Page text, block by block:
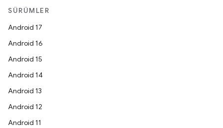
SÜRÜMLER
Android 17
Android 16
Android 15
Android 14
Android 13
Android 12
Android 11